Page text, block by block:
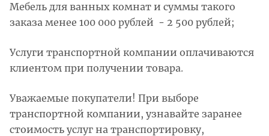
Мебель для ванных комнат и суммы такого
заказа менее 100 000 рублей - 2 500 рублей;
Услуги транспортной компании оплачиваются
клиентом при получении товара.
Уважаемые покупатели! При выборе
транспортной компании, узнавайте заранее
стоимость услуг на транспортировку,